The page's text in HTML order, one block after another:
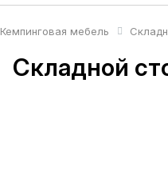
Кемпинговая мебель
Складной